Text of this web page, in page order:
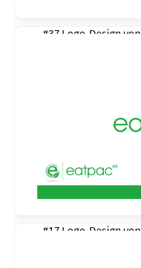
#37 Logo-Design von
#17 Logo-Design von